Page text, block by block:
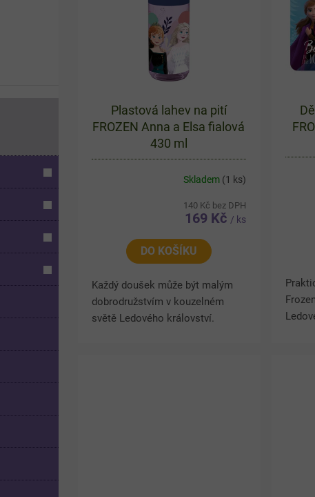
Plastová lahev na pití
FROZEN Anna a Elsa fialová
430 ml
Skladem (1 ks)
140 Kč bez DPH
169 Kč / ks
DO KOŠÍKU
Každý doušek může být malým
dobrodružstvím v kouzelném
světě Ledového království.